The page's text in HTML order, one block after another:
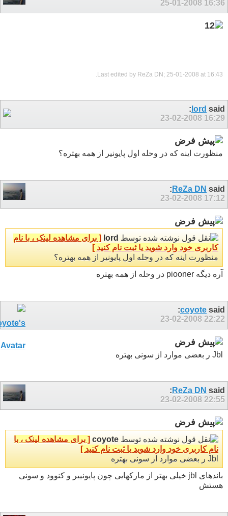
25-01-2008 16:36
Last edited by ReZa DN; 25-01-2008 at 16:43
.
lord said:
23-02-2008 16:29
منظورت اینه که در وحله اول پایونیر از همه بهتره؟
ReZa DN said:
23-02-2008 17:12
نوشته شده توسط lord [ برای مشاهده لینک ، با نام
کاربری خود وارد شوید یا ثبت نام کنید ]
منظورت اینه که در وحله اول پایونیر از همه بهتره؟
آره دیگه piooner در وحله از همه بهتره
coyote said:
23-02-2008 22:22
Jbl ر بعضی موارد از سونی بهتره
ReZa DN said:
23-02-2008 22:55
نوشته شده توسط coyote [ برای مشاهده لینک ، با
نام کاربری خود وارد شوید یا ثبت نام کنید ]
Jbl ر بعضی موارد از سونی بهتره
باندهای jbl خیلی بهتر از مارکهایی چون پایونییر و کنوود و سونی
هستش